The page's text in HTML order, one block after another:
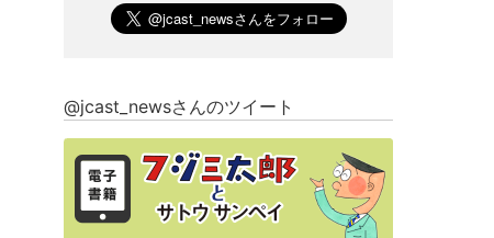
@jcast_newsさんのツイート